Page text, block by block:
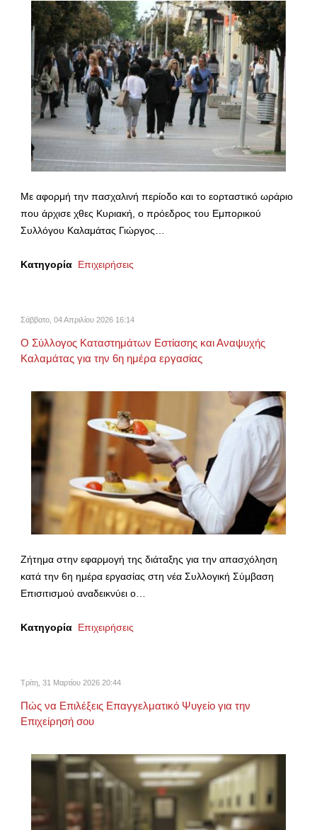
Με αφορμή την πασχαλινή περίοδο και το εορταστικό ωράριο
που άρχισε χθες Κυριακή, ο πρόεδρος του Εμπορικού
Συλλόγου Καλαμάτας Γιώργος…
Κατηγορία Επιχειρήσεις
Σάββατο, 04 Απριλίου 2026 16:14
Ο Σύλλογος Καταστημάτων Εστίασης και Αναψυχής
Καλαμάτας για την 6η ημέρα εργασίας
Ζήτημα στην εφαρμογή της διάταξης για την απασχόληση
κατά την 6η ημέρα εργασίας στη νέα Συλλογική Σύμβαση
Επισιτισμού αναδεικνύει ο…
Κατηγορία Επιχειρήσεις
Τρίτη, 31 Μαρτίου 2026 20:44
Πώς να Επιλέξεις Επαγγελματικό Ψυγείο για την
Επιχείρησή σου